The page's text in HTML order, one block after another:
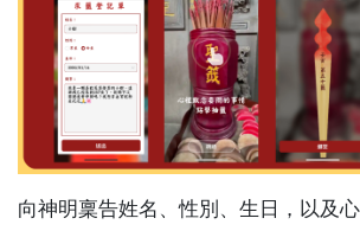
向神明稟告姓名、性別、生日，以及